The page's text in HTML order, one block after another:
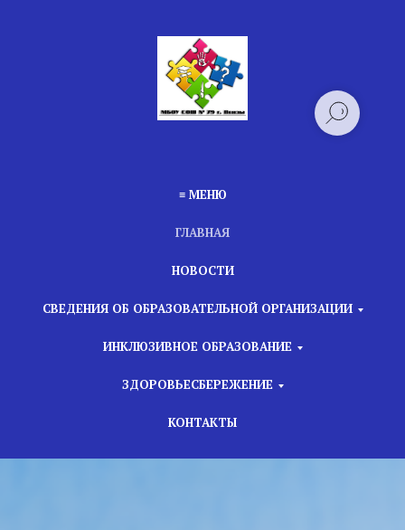
≡ МЕНЮ
ГЛАВНАЯ
НОВОСТИ
СВЕДЕНИЯ ОБ ОБРАЗОВАТЕЛЬНОЙ ОРГАНИЗАЦИИ
ИНКЛЮЗИВНОЕ ОБРАЗОВАНИЕ
ЗДОРОВЬЕСБЕРЕЖЕНИЕ
КОНТАКТЫ